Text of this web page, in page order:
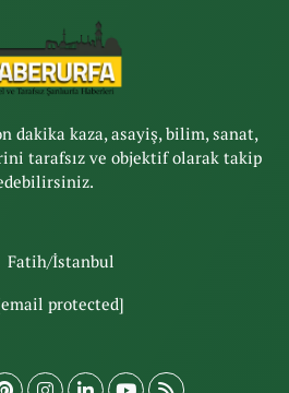
dakika kaza, asayiş, bilim, sanat,
tarafsız ve objektif olarak takip
Fatih/İstanbul
protected]